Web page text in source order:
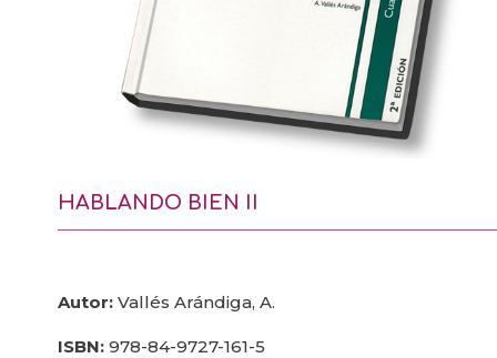
HABLANDO BIEN II
Autor: Vallés Arándiga, A.
ISBN: 978-84-9727-161-5